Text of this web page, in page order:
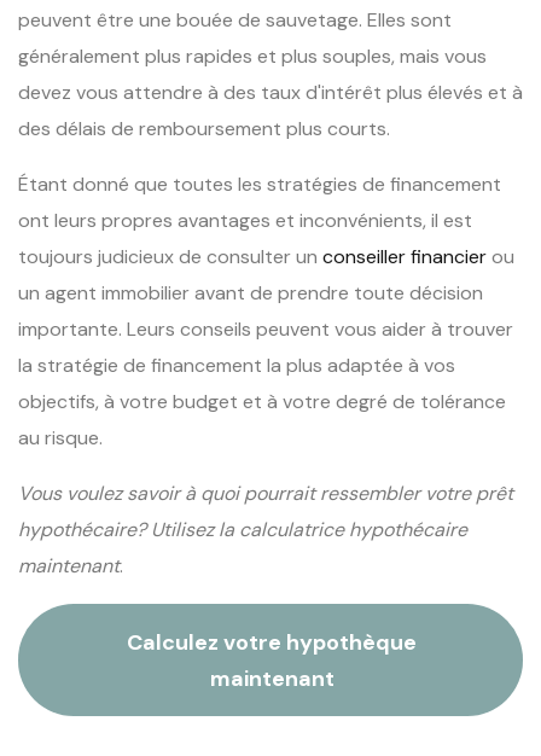
peuvent être une bouée de sauvetage. Elles sont
généralement plus rapides et plus souples, mais vous
devez vous attendre à des taux d'intérêt plus élevés et à
des délais de remboursement plus courts.
Étant donné que toutes les stratégies de financement
ont leurs propres avantages et inconvénients, il est
toujours judicieux de consulter un conseiller financierou
un agent immobilier avant de prendre toute décision
importante. Leurs conseils peuvent vous aider à trouver
la stratégie de financement la plus adaptée à vos
objectifs, à votre budget et à votre degré de tolérance
au risque.
Vous voulez savoir à quoi pourrait ressembler votre prêt
hypothécaire? Utilisez la calculatrice hypothécaire
maintenant.
Calculez votre hypothèque
maintenant